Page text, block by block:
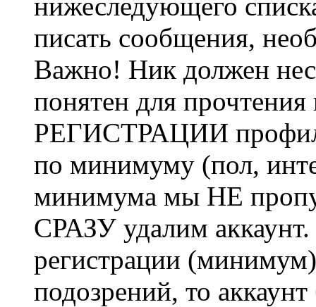
писать сообщения,
Важно! Ник должен
понятен для
РЕГИСТРАЦИИ профиль
по минимуму (пол,
минимума мы НЕ
СРАЗУ удалим
регистрации
подозрений, то